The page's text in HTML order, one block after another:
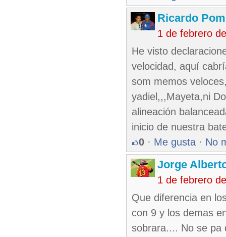
Ricardo
1 de febrero
He visto
velocidad, aquí
som memos
yadiel,,,Mayeta,ni
alineación
inicio de nuestra
0 · Me gusta · No
Jorge
1 de febrero
Que diferencia en
con 9 y los demas
sobrara.... No se pa